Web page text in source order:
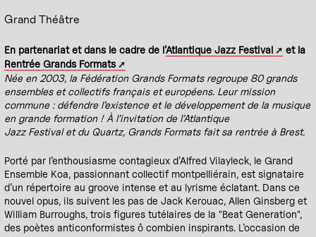
Grand Théâtre
En partenariat et dans le cadre de l’Atlantique Jazz Festival
et la
Rentrée Grands Formats
Née en 2003, la Fédération Grands Formats regroupe 80 grands
ensembles et collectifs français et européens. Leur mission
commune : défendre l’existence et le développement de la musique
en grande formation ! À l’invitation de l’Atlantique
Jazz Festival et du Quartz, Grands Formats fait sa rentrée à Brest.
Porté par l’enthousiasme contagieux d’Alfred Vilayleck, le Grand
Ensemble Koa, passionnant collectif montpelliérain, est signataire
d’un répertoire au groove intense et au lyrisme éclatant. Dans ce
nouvel opus, ils suivent les pas de Jack Kerouac, Allen Ginsberg et
William Burroughs, trois figures tutélaires de la "Beat Generation",
des poètes anticonformistes ô combien inspirants. L’occasion de